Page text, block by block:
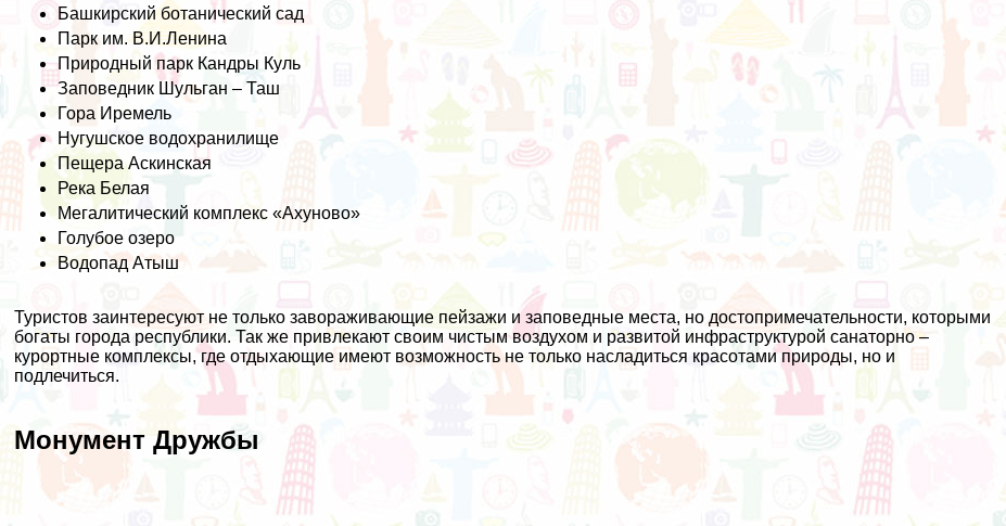
Башкирский ботанический сад
Парк им. В.И.Ленина
Природный парк Кандры Куль
Заповедник Шульган – Таш
Гора Иремель
Нугушское водохранилище
Пещера Аскинская
Река Белая
Мегалитический комплекс «Ахуново»
Голубое озеро
Водопад Атыш
Туристов заинтересуют не только завораживающие пейзажи и заповедные места, но достопримечательности, которыми
богаты города республики. Так же привлекают своим чистым воздухом и развитой инфраструктурой санаторно –
курортные комплексы, где отдыхающие имеют возможность не только насладиться красотами природы, но и
подлечиться.
Монумент Дружбы